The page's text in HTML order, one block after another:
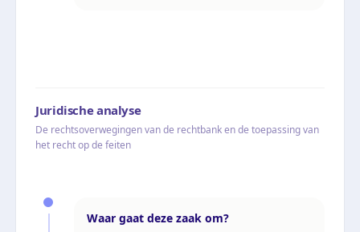
Juridische analyse
De rechtsoverwegingen van de rechtbank en de toepassing van
het recht op de feiten
Waar gaat deze zaak om?